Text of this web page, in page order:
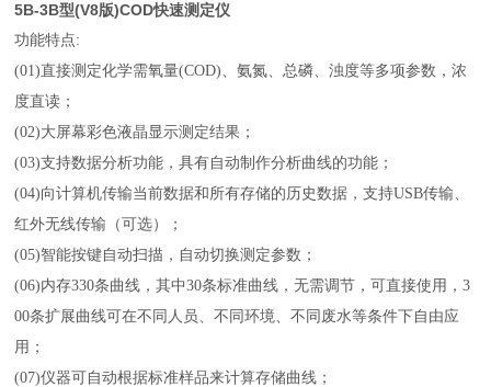
5B-3B型(V8版)COD快速测定仪
功能特点:
(01)直接测定化学需氧量(COD)、氨氮、总磷、浊度等多项参数，浓
度直读；
(02)大屏幕彩色液晶显示测定结果；
(03)支持数据分析功能，具有自动制作分析曲线的功能；
(04)向计算机传输当前数据和所有存储的历史数据，支持USB传输、
红外无线传输（可选）；
(05)智能按键自动扫描，自动切换测定参数；
(06)内存330条曲线，其中30条标准曲线，无需调节，可直接使用，3
00条扩展曲线可在不同人员、不同环境、不同废水等条件下自由应
用；
(07)仪器可自动根据标准样品来计算存储曲线；